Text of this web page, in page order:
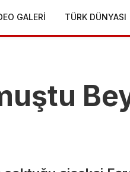
GALERİ TÜRK DÜNYASI